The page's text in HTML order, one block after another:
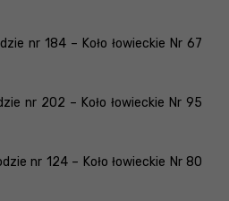
nr 184 – Koło łowieckie Nr 67
nr 202 – Koło łowieckie Nr 95
nr 124 – Koło łowieckie Nr 80